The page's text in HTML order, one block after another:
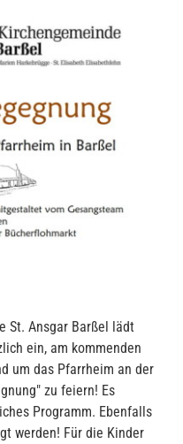
St. Ansgar Barßel lädt
ein, am kommenden
um das Pfarrheim an der
zu feiern! Es
Programm. Ebenfalls
werden! Für die Kinder